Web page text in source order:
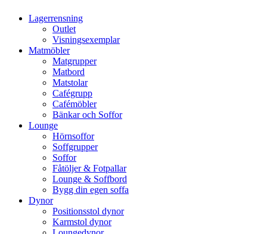
Lagerrensning
Outlet
Visningsexemplar
Matmöbler
Matgrupper
Matbord
Matstolar
Cafégrupp
Cafémöbler
Bänkar och Soffor
Lounge
Hörnsoffor
Soffgrupper
Soffor
Fåtöljer & Fotpallar
Lounge & Soffbord
Bygg din egen soffa
Dynor
Positionsstol dynor
Karmstol dynor